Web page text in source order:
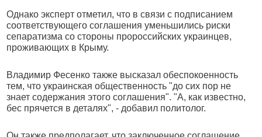
Однако эксперт отметил, что в связи с подписанием
соответствующего соглашения уменьшились риски
сепаратизма со стороны пророссийских украинцев,
проживающих в Крыму.
Владимир Фесенко также высказал обеспокоенность
тем, что украинская общественность "до сих пор не
знает содержания этого соглашения". "А, как известно,
бес прячется в деталях", - добавил политолог.